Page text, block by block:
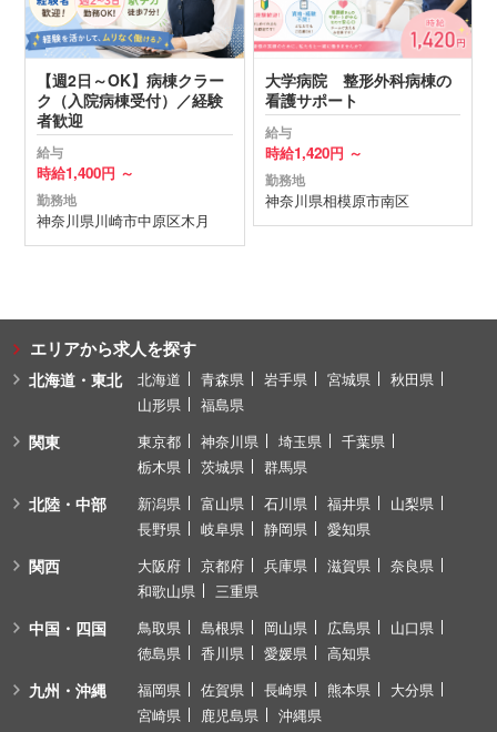
【週2日～OK】病棟クラー
ク（入院病棟受付）／経験
者歓迎
給与
時給1,400円 ～
勤務地
神奈川県川崎市中原区木月
大学病院 整形外科病棟の
看護サポート
給与
時給1,420円 ～
勤務地
神奈川県相模原市南区
エリアから求人を探す
北海道・東北 北海道 青森県 岩手県 宮城県
秋田県
山形県
福島県
関東 東京都 神奈川県 埼玉県
千葉県
栃木県
茨城県 群馬県
北陸・中部 新潟県 富山県 石川県 福井県
山梨県
長野県
岐阜県 静岡県 愛知県
関西 大阪府 京都府 兵庫県 滋賀県
奈良県
和歌山県
三重県
中国・四国 鳥取県 島根県 岡山県 広島県
山口県
徳島県
香川県 愛媛県 高知県
九州・沖縄 福岡県 佐賀県 長崎県 熊本県
大分県
宮崎県
鹿児島県 沖縄県